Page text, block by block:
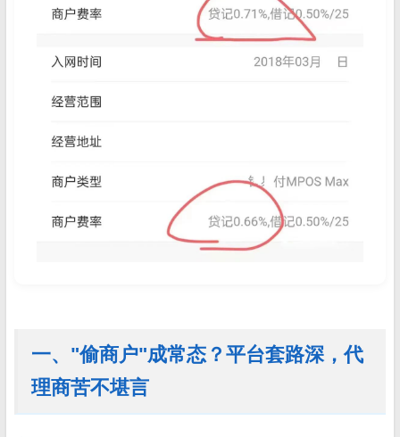
一、"偷商户"成常态？平台套路深，代
理商苦不堪言